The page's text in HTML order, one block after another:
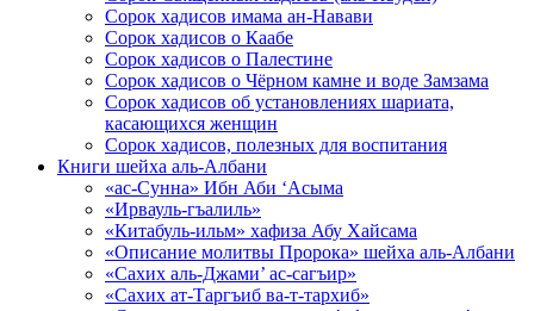
Сорок хадисов имама ан-Навави
Сорок хадисов о Каабе
Сорок хадисов о Палестине
Сорок хадисов о Чёрном камне и воде Замзама
Сорок хадисов об установлениях шариата,
касающихся женщин
Сорок хадисов, полезных для воспитания
Книги шейха аль-Албани
«ас-Сунна» Ибн Аби ‘Асыма
«Ирвауль-гъалиль»
«Китабуль-ильм» хафиза Абу Хайсама
«Описание молитвы Пророка» шейха аль-Албани
«Сахих аль-Джами’ ас-сагъир»
«Сахих ат-Таргъиб ва-т-тархиб»